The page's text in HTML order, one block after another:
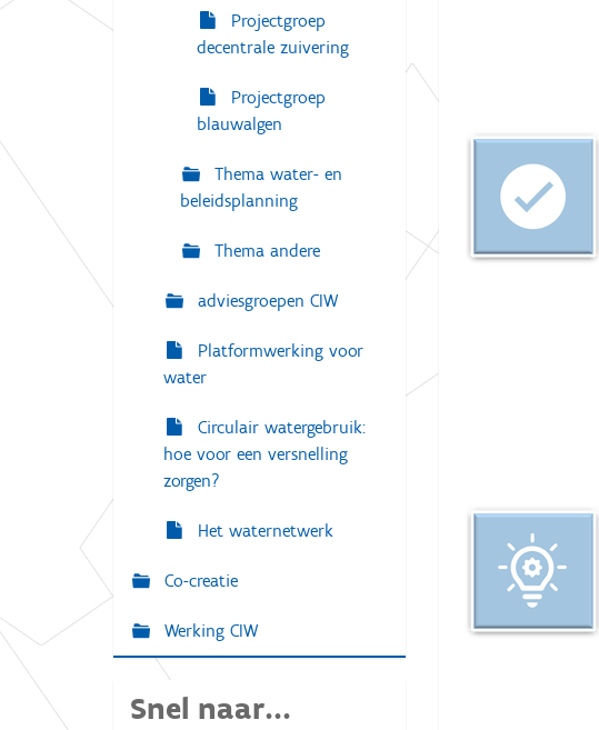
Projectgroep
decentrale zuivering
Projectgroep
blauwalgen
Thema water- en
beleidsplanning
Thema andere
adviesgroepen CIW
Platformwerking voor
water
Circulair watergebruik:
hoe voor een versnelling
zorgen?
Het waternetwerk
Co-creatie
Werking CIW
Snel naar...